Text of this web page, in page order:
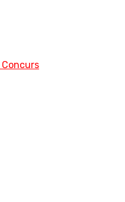
Concurs